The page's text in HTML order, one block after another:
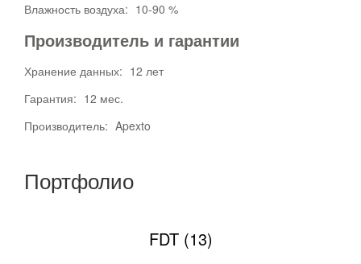
Влажность воздуха: 10-90 %
Производитель и гарантии
Хранение данных: 12 лет
Гарантия: 12 мес.
Производитель: Apexto
Портфолио
FDT (13)